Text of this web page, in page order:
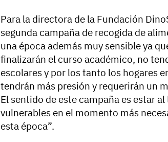
Para la directora de la Fundación
segunda campaña de recogida de
una época además muy sensible ya
finalizarán el curso académico, no
escolares y por los tanto los hogares
tendrán más presión y requerirán un
El sentido de este campaña es estar
vulnerables en el momento más
esta época”.